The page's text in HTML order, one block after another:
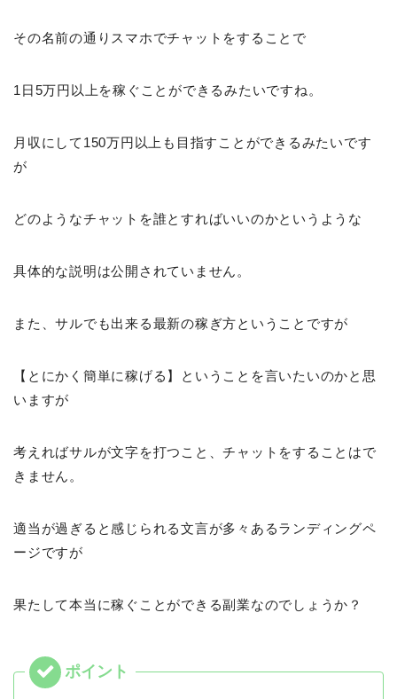
その名前の通りスマホでチャットをすることで
1日5万円以上を稼ぐことができるみたいですね。
月収にして150万円以上も目指すことができるみたいです
が
どのようなチャットを誰とすればいいのかというような
具体的な説明は公開されていません。
また、サルでも出来る最新の稼ぎ方ということですが
【とにかく簡単に稼げる】ということを言いたいのかと思
いますが
考えればサルが文字を打つこと、チャットをすることはで
きません。
適当が過ぎると感じられる文言が多々あるランディングペ
ージですが
果たして本当に稼ぐことができる副業なのでしょうか？